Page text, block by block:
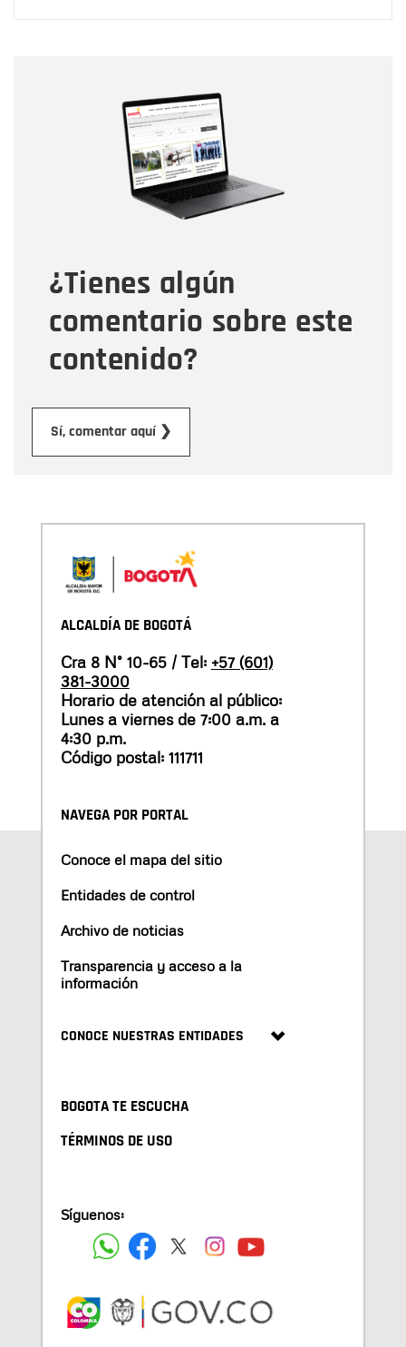
¿Tienes algún
comentario sobre este
contenido?
Sí, comentar aquí ❯
Correo electrónico
Tipo de comentario
Mensaje
ALCALDÍA DE BOGOTÁ
Cra 8 N° 10-65 / Tel: +57 (601)
381-3000
Horario de atención al público:
Lunes a viernes de 7:00 a.m. a
4:30 p.m.
Código postal: 111711
NAVEGA POR PORTAL
Conoce el mapa del sitio
Entidades de control
Archivo de noticias
Transparencia y acceso a la
información
CONOCE NUESTRAS ENTIDADES
BOGOTA TE ESCUCHA
TÉRMINOS DE USO
Síguenos: